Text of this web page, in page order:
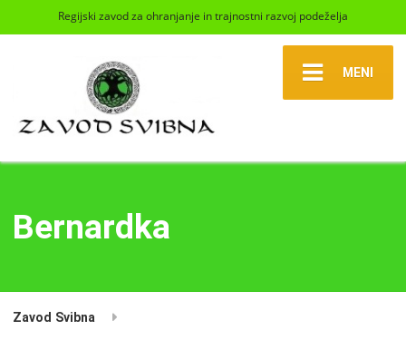
Regijski zavod za ohranjanje in trajnostni razvoj podeželja
MENI
Bernardka
Zavod Svibna